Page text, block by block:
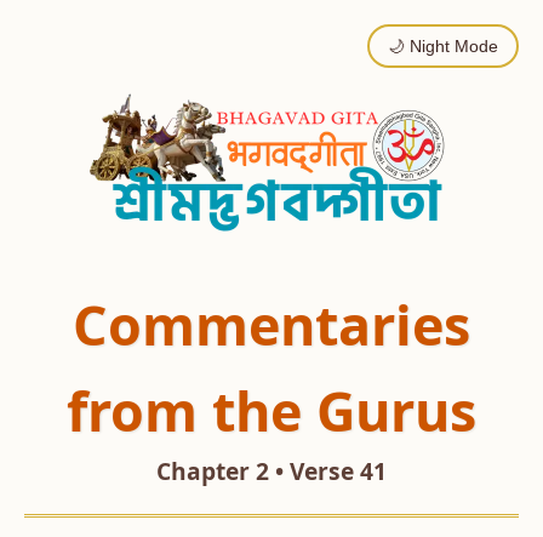
🌙 Night Mode
Commentaries
from the Gurus
Chapter 2 • Verse 41